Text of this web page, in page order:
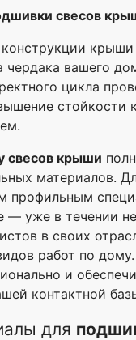
свесов
крыши
вашего
цикла
свесов крыши
материалов.
профильным
— уже в течении
в своих
работ по дому.
и
контактной
для